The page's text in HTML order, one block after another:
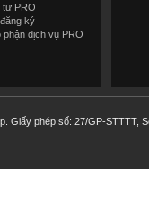
tư PRO
ký
phận dịch vụ PRO
Giấy phép số: 27/GP-STTTT,